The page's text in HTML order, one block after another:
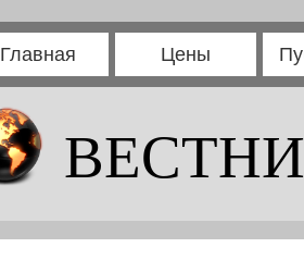
Главная Цены